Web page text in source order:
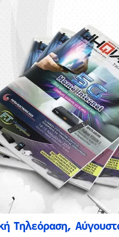
Τηλεόραση,